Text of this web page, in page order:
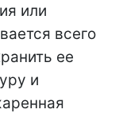
или
всего
ее
и